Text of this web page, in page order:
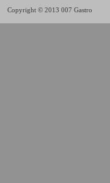
Copyright © 2013 007 Gastro